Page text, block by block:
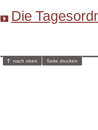
Die
nach oben Seite drucken